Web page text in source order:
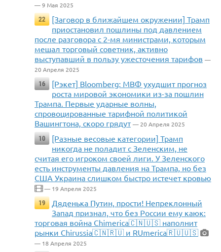
— 9 Мая 2025
22
[Заговор в ближайшем окружении] Трамп
приостановил пошлины под давлением
после разговора с 2-мя министрами, которым
мешал торговый советник, активно
выступавший в пользу ужесточения тарифов —
20 Апреля 2025
16
[Рэкет] Bloomberg: МВФ ухудшит прогноз
роста мировой экономики из-за пошлин
Трампа. Первые ударные волны,
спровоцированные тарифной политикой
Вашингтона, скоро грядут — 20 Апреля 2025
10
[Разные весовые категории] Трамп
никогда не поладит с Зеленским, не
считая его игроком своей лиги. У Зеленского
есть инструменты давления на Трампа, но без
США Украина слишком быстро истечет кровью
— 19 Апреля 2025
19
Дяденька Путин, прости! Непреклонный
Запад признал, что без России ему каюк:
торговая война Chimerica🇨🇳🇺🇸 наполнит
рынки Chirussia🇨🇳🇷🇺 и RUmerica🇷🇺🇺🇸
— 18 Апреля 2025